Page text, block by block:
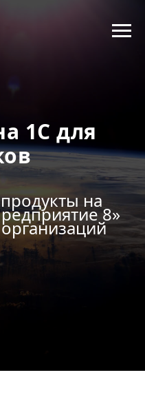
1С для
на
8»